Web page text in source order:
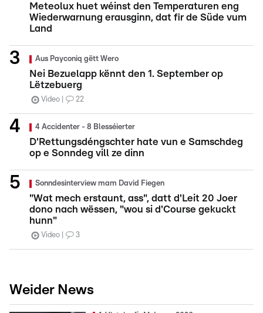
Meteolux huet wéinst den Temperaturen eng
Wiederwarnung erausginn, dat fir de Süde vum
Land
Aus Payconiq gëtt Wero
Nei Bezuelapp kënnt den 1. September op
Lëtzebuerg
Video 22
4 Accidenter - 8 Blesséierter
D'Rettungsdéngschter hate vun e Samschdeg
op e Sonndeg vill ze dinn
Sonndesinterview mam David Fiegen
"Wat mech erstaunt, ass", datt d'Leit 20 Joer
dono nach wëssen, "wou si d'Course gekuckt
hunn"
Video 3
Weider News